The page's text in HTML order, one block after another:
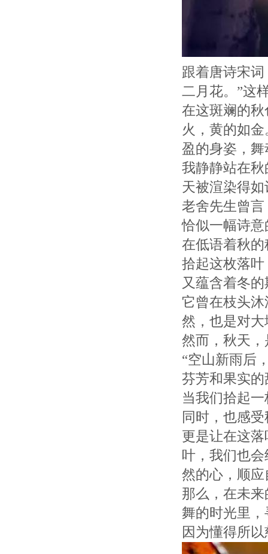
跟着唐诗宋
二月花。”这
在这斑斓的
火，黄的如
盈的身姿，
我静静站在
天被渲染得
老舍先生曾
恰似一幅诗
在低语着秋的
拾起这枚落
又蕴含着冬
它曾在枝头
然，也是对
然而，秋天
“空山新雨后
芬芳和果实
当我们拾起
同时，也感
更是让在这
叶，我们也
然的心，顺
那么，在未
舞的时光里
因为懂得所